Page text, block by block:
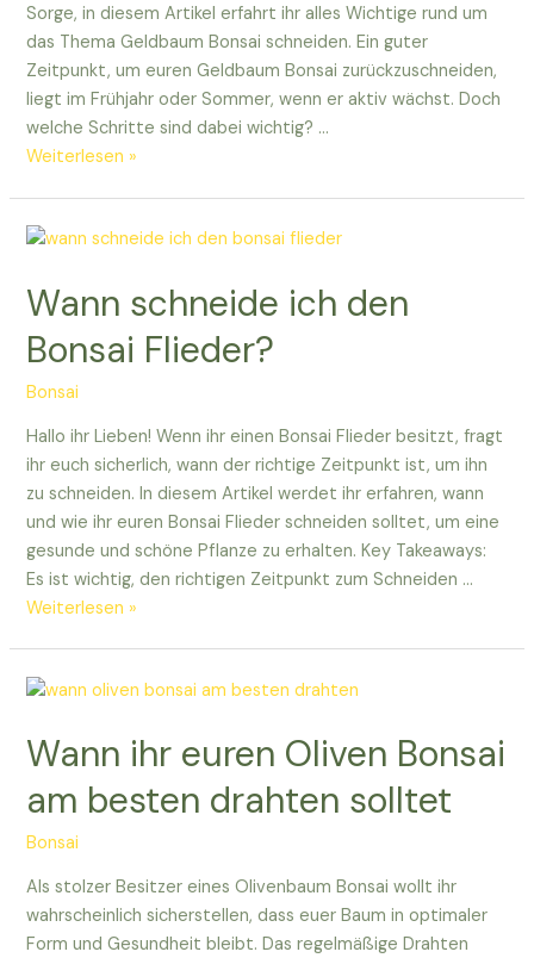
Sorge, in diesem Artikel erfahrt ihr alles Wichtige rund um
das Thema Geldbaum Bonsai schneiden. Ein guter
Zeitpunkt, um euren Geldbaum Bonsai zurückzuschneiden,
liegt im Frühjahr oder Sommer, wenn er aktiv wächst. Doch
welche Schritte sind dabei wichtig? …
Wann
Geldbaum
zurück?
Weiterlesen »
Wann schneide ich den
Bonsai Flieder?
Bonsai
Hallo ihr Lieben! Wenn ihr einen Bonsai Flieder besitzt, fragt
ihr euch sicherlich, wann der richtige Zeitpunkt ist, um ihn
zu schneiden. In diesem Artikel werdet ihr erfahren, wann
und wie ihr euren Bonsai Flieder schneiden solltet, um eine
gesunde und schöne Pflanze zu erhalten. Key Takeaways:
Es ist wichtig, den richtigen Zeitpunkt zum Schneiden …
Wann
den
Flieder?
Weiterlesen »
Wann ihr euren Oliven Bonsai
am besten drahten solltet
Bonsai
Als stolzer Besitzer eines Olivenbaum Bonsai wollt ihr
wahrscheinlich sicherstellen, dass euer Baum in optimaler
Form und Gesundheit bleibt. Das regelmäßige Drahten